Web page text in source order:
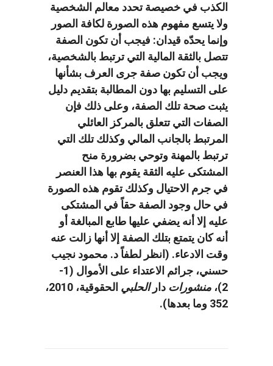
الكذب في خصيصة تحدد معالم الشخصية
ولا يتسع مفهوم هذه الصورة لكافة الصور
وإنما يحدّه قيدان: فيجب أن تكون الصفة
تتصل بالثقة المالية التي ترتبط بالشخصية،
ويجب أن تكون صفة جرى العرف بشأنها
على التسليم بها دون المطالبة بتقديم دليل
يثبت صحة تلك الصفة، وعلى ذلك فإن
الصفات التي تتعلق بالمركز العائلي
المرتبط بالجانب المالي وكذلك تلك التي
ترتبط بالمهنة وتوحي بضرورة منح
المشتكى عليه الثقة يقوم بها هذا العنصر
في جرم الاحتيال وكذلك تقوم هذه الصورة
في حال وجود الصفة حقاً في المشتكى
عليه إلا أنه يضفي عليها طابع المبالغة أو
أنه كان يتمتع بتلك الصفة إلا أنها زالت عنه
وقت الادعاء. (انظر لطفاً د. محمود نجيب
حسني، جرائم الاعتداء على الأموال (1-
2)،
منشورات دارالحلبي
الحقوقية، 2010،
352 وما بعدها).